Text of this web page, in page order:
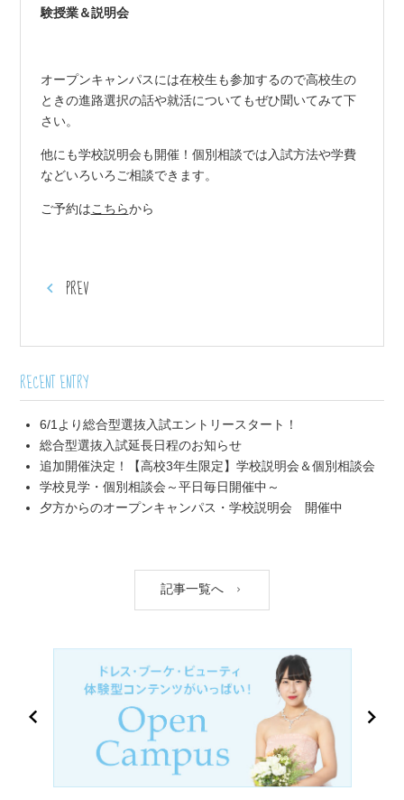
験授業＆説明会
オープンキャンパスには在校生も参加するので高校生の
ときの進路選択の話や就活についてもぜひ聞いてみて下
さい。
他にも学校説明会も開催！個別相談では入試方法や学費
などいろいろご相談できます。
ご予約はこちらから
PREV
RECENT ENTRY
6/1より総合型選抜入試エントリースタート！
総合型選抜入試延長日程のお知らせ
追加開催決定！【高校3年生限定】学校説明会＆個別相談会
学校見学・個別相談会～平日毎日開催中～
夕方からのオープンキャンパス・学校説明会 開催中
記事一覧へ